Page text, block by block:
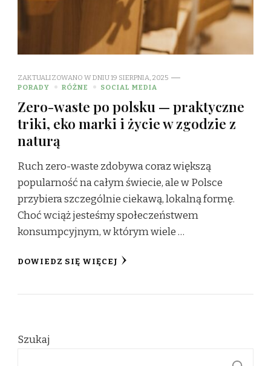
ZAKTUALIZOWANO W DNIU19 SIERPNIA, 2025
PORADY
RÓŻNE SOCIAL MEDIA
Zero-waste po polsku — praktyczne
triki, eko marki i życie w zgodzie z
naturą
Ruch zero-waste zdobywa coraz większą
popularność na całym świecie, ale w Polsce
przybiera szczególnie ciekawą, lokalną formę.
Choć wciąż jesteśmy społeczeństwem
konsumpcyjnym, w którym wiele …
DOWIEDZ SIĘ WIĘCEJ
Szukaj